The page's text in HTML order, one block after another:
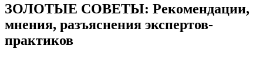
ЗОЛОТЫЕ СОВЕТЫ: Рекомендации,
мнения, разъяснения экспертов-
практиков